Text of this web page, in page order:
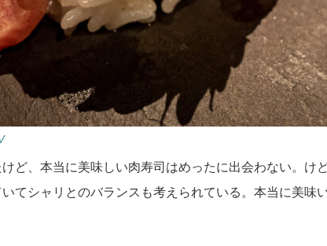
ど、本当に美味しい肉寿司はめったに出会わない。け
てシャリとのバランスも考えられている。本当に美味